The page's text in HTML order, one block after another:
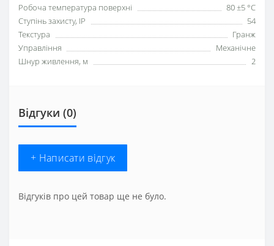
Робоча температура поверхні
80 ±5 °С
Ступінь захисту, IP
54
Текстура
Гранж
Управління
Механічне
Шнур живлення, м
2
Відгуки (0)
+ Написати відгук
Відгуків про цей товар ще не було.